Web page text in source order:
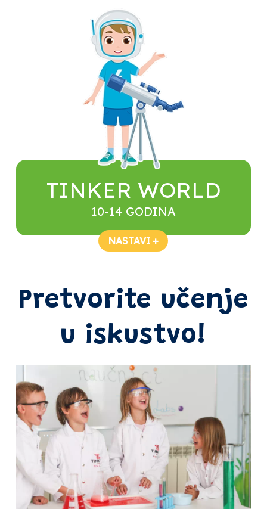
TINKER WORLD
10-14 GODINA
NASTAVI +
Pretvorite učenje
u iskustvo!